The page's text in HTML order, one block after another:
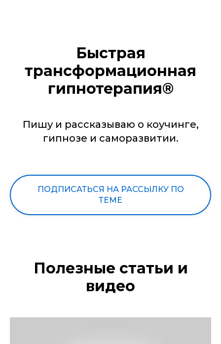
Быстрая
трансформационная
гипнотерапия®
Пишу и рассказываю о коучинге,
гипнозе и саморазвитии.
ПОДПИСАТЬСЯ НА РАССЫЛКУ ПО
ТЕМЕ
Полезные статьи и
видео